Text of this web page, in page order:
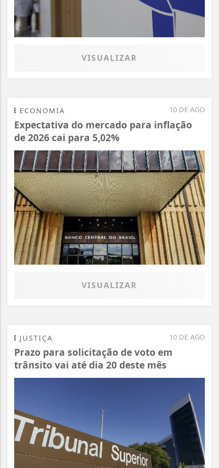
VISUALIZAR
10 DE AGO
ECONOMIA
Expectativa do mercado para inflação
de 2026 cai para 5,02%
VISUALIZAR
10 DE AGO
JUSTIÇA
Prazo para solicitação de voto em
trânsito vai até dia 20 deste mês